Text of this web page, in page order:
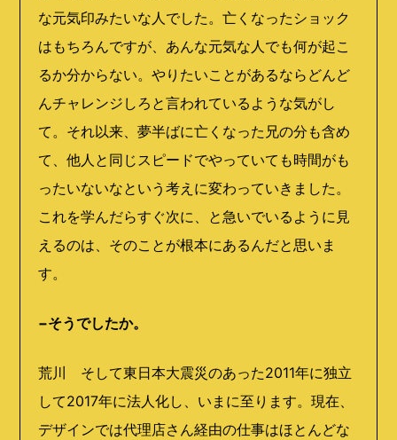
な元気印みたいな人でした。亡くなったショック
はもちろんですが、あんな元気な人でも何が起こ
るか分からない。やりたいことがあるならどんど
んチャレンジしろと言われているような気がし
て。それ以来、夢半ばに亡くなった兄の分も含め
て、他人と同じスピードでやっていても時間がも
ったいないなという考えに変わっていきました。
これを学んだらすぐ次に、と急いでいるように見
えるのは、そのことが根本にあるんだと思いま
す。
−そうでしたか。
荒川 そして東日本大震災のあった2011年に独立
して2017年に法人化し、いまに至ります。現在、
デザインでは代理店さん経由の仕事はほとんどな